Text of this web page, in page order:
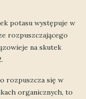
potasu występuje w
rozpuszczającego
na skutek
rozpuszcza się w
organicznych, to